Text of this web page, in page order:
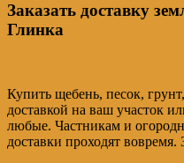
Заказать доставку
Глинка
Купить щебень, песок,
доставкой на ваш участок
любые. Частникам и
доставки проходят вовремя.